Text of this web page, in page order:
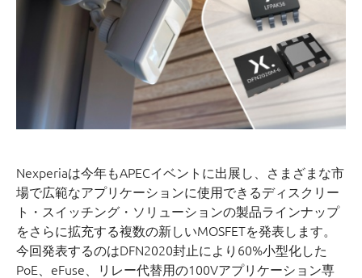
Nexperiaは今年もAPECイベントに出展し、さまざまな市
場で広範なアプリケーションに使用できるディスクリー
ト・スイッチング・ソリューションの製品ラインナップ
をさらに拡充する複数の新しいMOSFETを発表します。
今回発表するのはDFN2020封止により60%小型化した
PoE、eFuse、リレー代替用の100Vアプリケーション専